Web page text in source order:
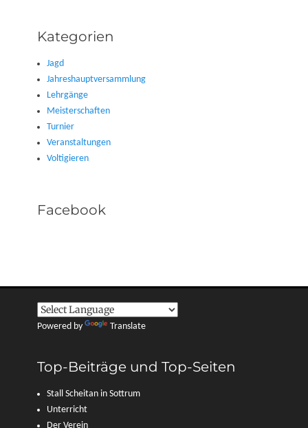
Kategorien
Jagd
Jahreshauptversammlung
Lehrgänge
Meisterschaften
Turnier
Veranstaltungen
Voltigieren
Facebook
Powered by Translate
Top-Beiträge und Top-Seiten
Stall Scheitan in Sottrum
Unterricht
Der Verein